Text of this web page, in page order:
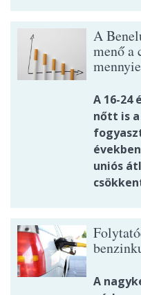
A
menő a
A 16-24
nőtt is
uniós
A